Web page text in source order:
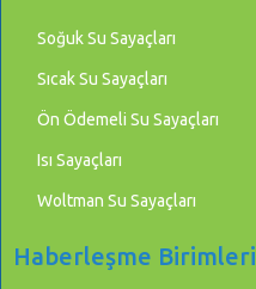
Soğuk Su Sayaçları
Sıcak Su Sayaçları
Ön Ödemeli Su Sayaçları
Isı Sayaçları
Woltman Su Sayaçları
Haberleşme Birimleri